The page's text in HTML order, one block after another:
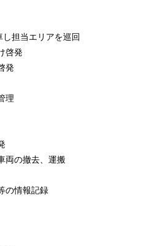
し担当エリアを巡回
啓発
発
理
両の撤去、運搬
の情報記録